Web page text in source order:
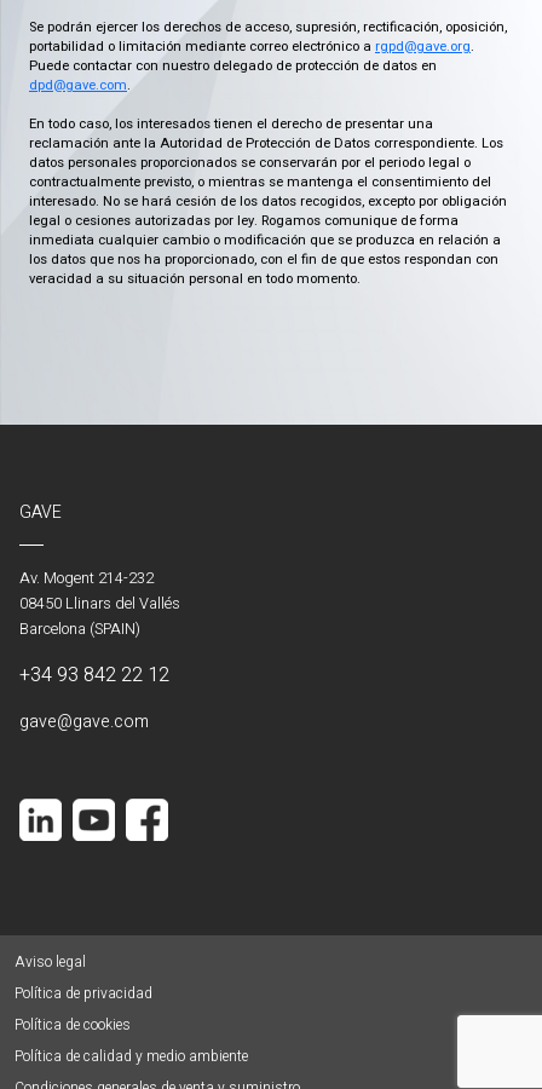
Se podrán ejercer los derechos de acceso, supresión, rectificación, oposición,
portabilidad o limitación mediante correo electrónico a rgpd@gave.org.
Puede contactar con nuestro delegado de protección de datos en
dpd@gave.com.
En todo caso, los interesados tienen el derecho de presentar una
reclamación ante la Autoridad de Protección de Datos correspondiente. Los
datos personales proporcionados se conservarán por el periodo legal o
contractualmente previsto, o mientras se mantenga el consentimiento del
interesado. No se hará cesión de los datos recogidos, excepto por obligación
legal o cesiones autorizadas por ley. Rogamos comunique de forma
inmediata cualquier cambio o modificación que se produzca en relación a
los datos que nos ha proporcionado, con el fin de que estos respondan con
veracidad a su situación personal en todo momento.
GAVE
Av. Mogent 214-232
08450 Llinars del Vallés
Barcelona (SPAIN)
+34 93 842 22 12
gave@gave.com
Aviso legal
Política de privacidad
Política de cookies
Política de calidad y medio ambiente